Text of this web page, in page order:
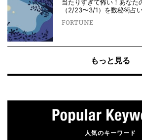
当たりすぎて怖い！あなた
（2/23〜3/1）を数秘術占
FORTUNE
もっと見る
人気のキーワード